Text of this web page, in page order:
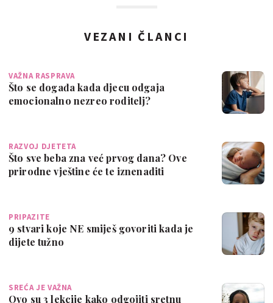
VEZANI ČLANCI
VAŽNA RASPRAVA
Što se događa kada djecu odgaja
emocionalno nezreo roditelj?
RAZVOJ DJETETA
Što sve beba zna već prvog dana? Ove
prirodne vještine će te iznenaditi
PRIPAZITE
9 stvari koje NE smiješ govoriti kada je
dijete tužno
SREĆA JE VAŽNA
Ovo su 3 lekcije kako odgojiti sretnu